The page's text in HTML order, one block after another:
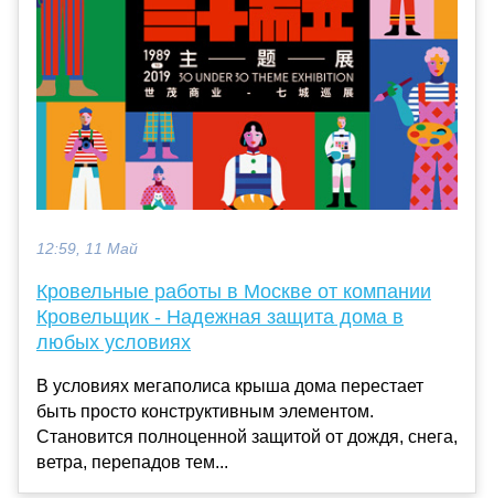
12:59, 11 Май
Кровельные работы в Москве от компании
Кровельщик - Надежная защита дома в
любых условиях
В условиях мегаполиса крыша дома перестает
быть просто конструктивным элементом.
Становится полноценной защитой от дождя, снега,
ветра, перепадов тем...